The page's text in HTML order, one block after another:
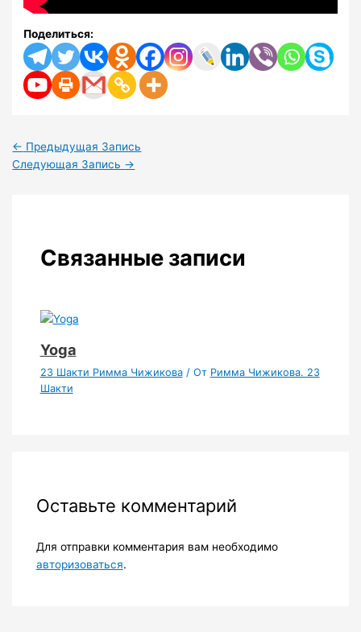
Поделиться:
← Предыдущая Запись
Следующая Запись →
Связанные записи
Yoga
23 Шакти Римма Чижикова/ От Римма Чижикова. 23
Шакти
Оставьте комментарий
Для отправки комментария вам необходимо
авторизоваться.